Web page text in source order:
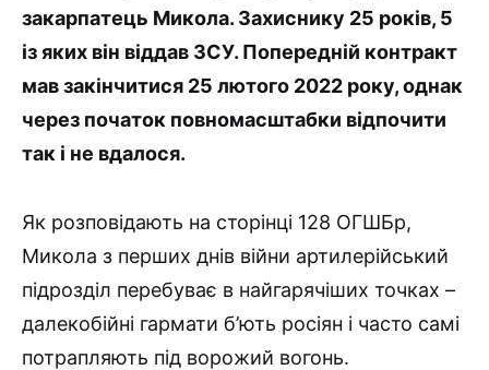
закарпатець Микола. Захиснику 25 років, 5
із яких він віддав ЗСУ. Попередній контракт
мав закінчитися 25 лютого 2022 року, однак
через початок повномасштабки відпочити
так і не вдалося.
Як розповідають на сторінці 128 ОГШБр,
Микола з перших днів війни артилерійський
підрозділ перебуває в найгарячіших точках –
далекобійні гармати б’ють росіян і часто самі
потрапляють під ворожий вогонь.